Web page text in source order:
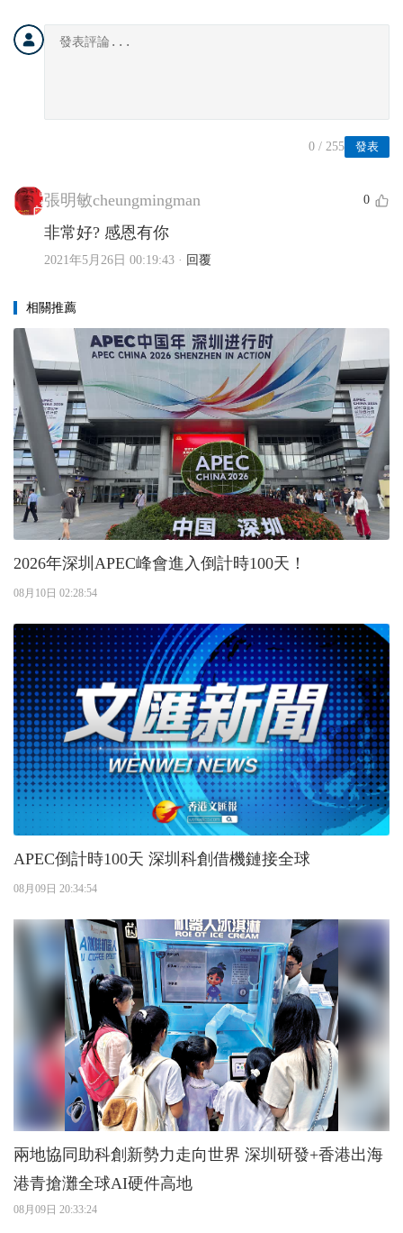
發表
0 / 255
張明敏cheungmingman 0
非常好? 感恩有你
2021年5月26日 00:19:43 · 回覆
相關推薦
2026年深圳APEC峰會進入倒計時100天！
08月10日 02:28:54
APEC倒計時100天 深圳科創借機鏈接全球
08月09日 20:34:54
兩地協同助科創新勢力走向世界 深圳研發+香港出海
港青搶灘全球AI硬件高地
08月09日 20:33:24